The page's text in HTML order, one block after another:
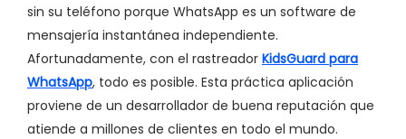
sin su teléfono porque WhatsApp es un software de
mensajería instantánea independiente.
Afortunadamente, con el rastreador KidsGuard para
WhatsApp, todo es posible. Esta práctica aplicación
proviene de un desarrollador de buena reputación que
atiende a millones de clientes en todo el mundo.